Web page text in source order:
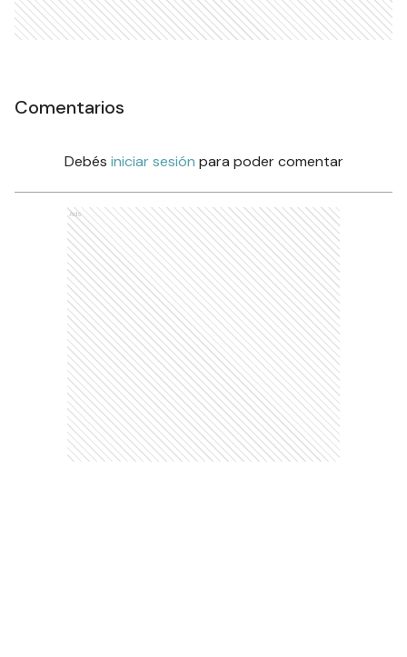
Comentarios
Debés iniciar sesión para poder comentar
Ads